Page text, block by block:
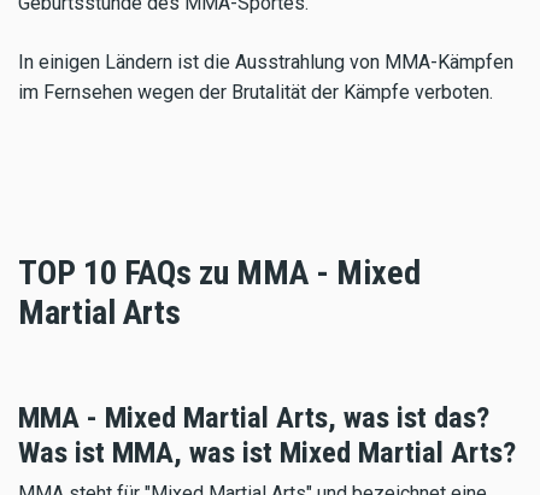
In einigen Ländern ist die Ausstrahlung von MMA-Kämpfen
im Fernsehen wegen der Brutalität der Kämpfe verboten.
TOP 10 FAQs zu MMA - Mixed
Martial Arts
MMA - Mixed Martial Arts, was ist das?
Was ist MMA, was ist Mixed Martial Arts?